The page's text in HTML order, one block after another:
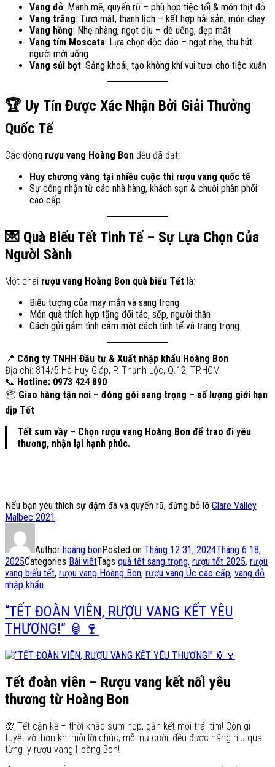
Vang đỏ: Mạnh mẽ, quyến rũ – phù hợp tiệc tối & món thịt đỏ
Vang trắng: Tươi mát, thanh lịch – kết hợp hải sản, món chay
Vang hồng: Nhẹ nhàng, ngọt dịu – dễ uống, đẹp mắt
Vang tím Moscata: Lựa chọn độc đáo – ngọt nhẹ, thu hút
người mới uống
Vang sủi bọt: Sảng khoái, tạo không khí vui tươi cho tiệc xuân
🏆 Uy Tín Được Xác Nhận Bởi Giải Thưởng
Quốc Tế
Các dòng rượu vang Hoàng Bon đều đã đạt:
Huy chương vàng tại nhiều cuộc thi rượu vang quốc tế
Sự công nhận từ các nhà hàng, khách sạn & chuỗi phân phối
cao cấp
💌 Quà Biếu Tết Tinh Tế – Sự Lựa Chọn Của
Người Sành
Một chai rượu vang Hoàng Bon quà biếu Tết là:
Biểu tượng của may mắn và sang trọng
Món quà thích hợp tặng đối tác, sếp, người thân
Cách gửi gắm tình cảm một cách tinh tế và trang trọng
📍 Công ty TNHH Đầu tư & Xuất nhập khẩu Hoàng Bon
Địa chỉ: 814/5 Hà Huy Giáp, P. Thạnh Lộc, Q.12, TP.HCM
📞 Hotline: 0973 424 890
📦 Giao hàng tận nơi – đóng gói sang trọng – số lượng giới hạn
dịp Tết
Tết sum vầy – Chọn rượu vang Hoàng Bon để trao đi yêu
thương, nhận lại hạnh phúc.
Nếu bạn yêu thích sự đậm đà và quyến rũ, đừng bỏ lỡ Clare Valley
Malbec 2021.
Author hoang bonPosted on Tháng 12 31, 2024Tháng 6 18,
2025Categories Bài viếtTags quà tết sang trọng, rượu tết 2025, rượu
vang biếu tết, rượu vang Hoàng Bon, rượu vang Úc cao cấp, vang đỏ
nhập khẩu
“TẾT ĐOÀN VIÊN, RƯỢU VANG KẾT YÊU
THƯƠNG!” 🏮🍷
Tết đoàn viên – Rượu vang kết nối yêu
thương từ Hoàng Bon
🌸 Tết cận kề – thời khắc sum họp, gắn kết mọi trái tim! Còn gì
tuyệt vời hơn khi mỗi lời chúc, mỗi nụ cười, đều được nâng niu qua
từng ly rượu vang Hoàng Bon!